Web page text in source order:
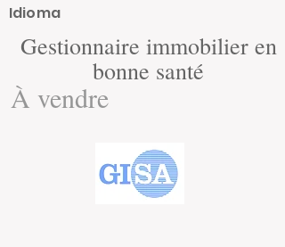
Idioma
Gestionnaire immobilier en
bonne santé
À vendre